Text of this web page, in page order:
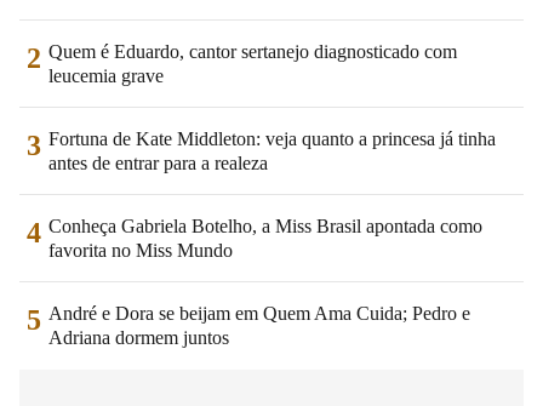
2 Quem é Eduardo, cantor sertanejo diagnosticado com
leucemia grave
3 Fortuna de Kate Middleton: veja quanto a princesa já tinha
antes de entrar para a realeza
4 Conheça Gabriela Botelho, a Miss Brasil apontada como
favorita no Miss Mundo
5 André e Dora se beijam em Quem Ama Cuida; Pedro e
Adriana dormem juntos